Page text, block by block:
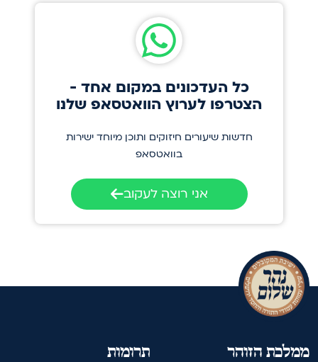
כל העדכונים במקום אחד -
הצטרפו לערוץ הוואטסאפ שלנו
חדשות שיעורים חיזוקים ותוכן מיוחד ישירות
בוואטסאפ
אני רוצה לעקוב
תרומות ממלכת הזוהר